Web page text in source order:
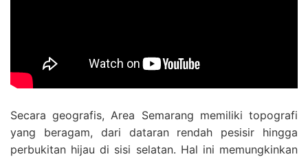
Secara geografis, Area Semarang memiliki topografi
yang beragam, dari dataran rendah pesisir hingga
perbukitan hijau di sisi selatan. Hal ini memungkinkan